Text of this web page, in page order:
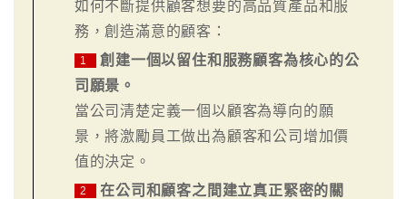
如何不斷提供顧客想要的高品質產品和服
務，創造滿意的顧客：
1
創建一個以留住和服務顧客為核心的公
司願景。
當公司清楚定義一個以顧客為導向的願
景，將激勵員工做出為顧客和公司增加價
值的決定。
2
在公司和顧客之間建立真正緊密的關